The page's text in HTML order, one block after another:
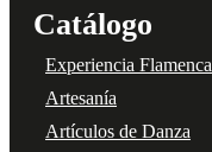
Catálogo
Experiencia Flamenca
Artesanía
Artículos de Danza